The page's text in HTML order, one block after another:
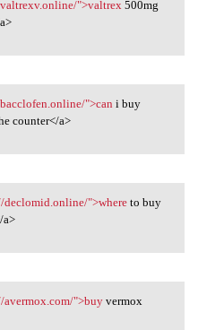
valtrexv
">valtrex500mg
bacclofen
">can i buy
counter</a>
declomid
declomid.online/">whereto buy
avermox.com/
avermox.com/">buyvermox